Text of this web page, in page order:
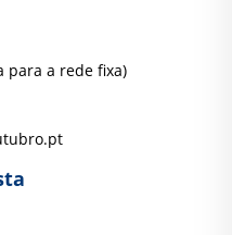
para a rede fixa)